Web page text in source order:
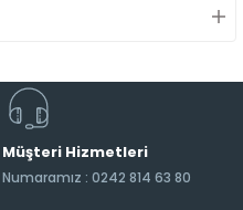
Müşteri Hizmetleri
Numaramız : 0242 814 63 80